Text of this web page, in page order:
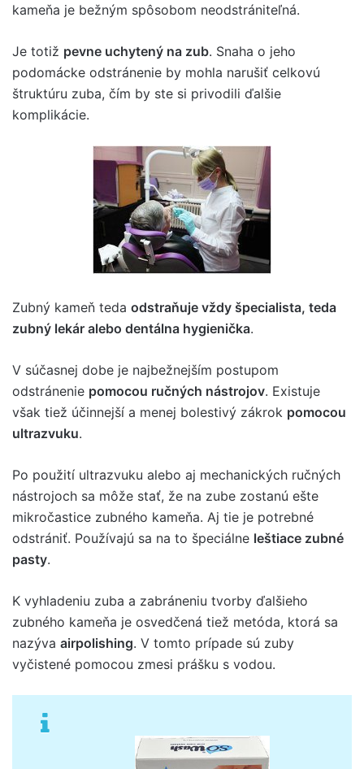
kameňa je bežným spôsobom neodstrániteľná.
Je totiž pevne uchytený na zub. Snaha o jeho
podomácke odstránenie by mohla narušiť celkovú
štruktúru zuba, čím by ste si privodili ďalšie
komplikácie.
Zubný kameň teda odstraňuje vždy špecialista, teda
zubný lekár alebo dentálna hygienička.
V súčasnej dobe je najbežnejším postupom
odstránenie pomocou ručných nástrojov. Existuje
však tiež účinnejší a menej bolestivý zákrok pomocou
ultrazvuku.
Po použití ultrazvuku alebo aj mechanických ručných
nástrojoch sa môže stať, že na zube zostanú ešte
mikročastice zubného kameňa. Aj tie je potrebné
odstrániť. Používajú sa na to špeciálne leštiace zubné
pasty.
K vyhladeniu zuba a zabráneniu tvorby ďalšieho
zubného kameňa je osvedčená tiež metóda, ktorá sa
nazýva airpolishing. V tomto prípade sú zuby
vyčistené pomocou zmesi prášku s vodou.